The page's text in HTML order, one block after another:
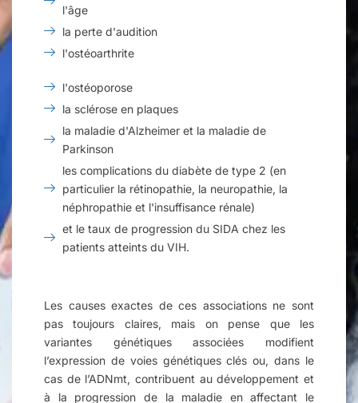
l'âge
la perte d'audition
l'ostéoarthrite
l'ostéoporose
la sclérose en plaques
la maladie d'Alzheimer et la maladie de
Parkinson
les complications du diabète de type 2 (en
particulier la rétinopathie, la neuropathie, la
néphropathie et l'insuffisance rénale)
et le taux de progression du SIDA chez les
patients atteints du VIH.
Les causes exactes de ces associations ne sont
pas toujours claires, mais on pense que les
variantes génétiques associées modifient
l’expression de voies génétiques clés ou, dans le
cas de l’ADNmt, contribuent au développement et
à la progression de la maladie en affectant le